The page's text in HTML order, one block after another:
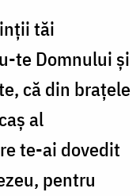
tăi
te Domnului și
că din brațele
al
te-ai dovedit
pentru